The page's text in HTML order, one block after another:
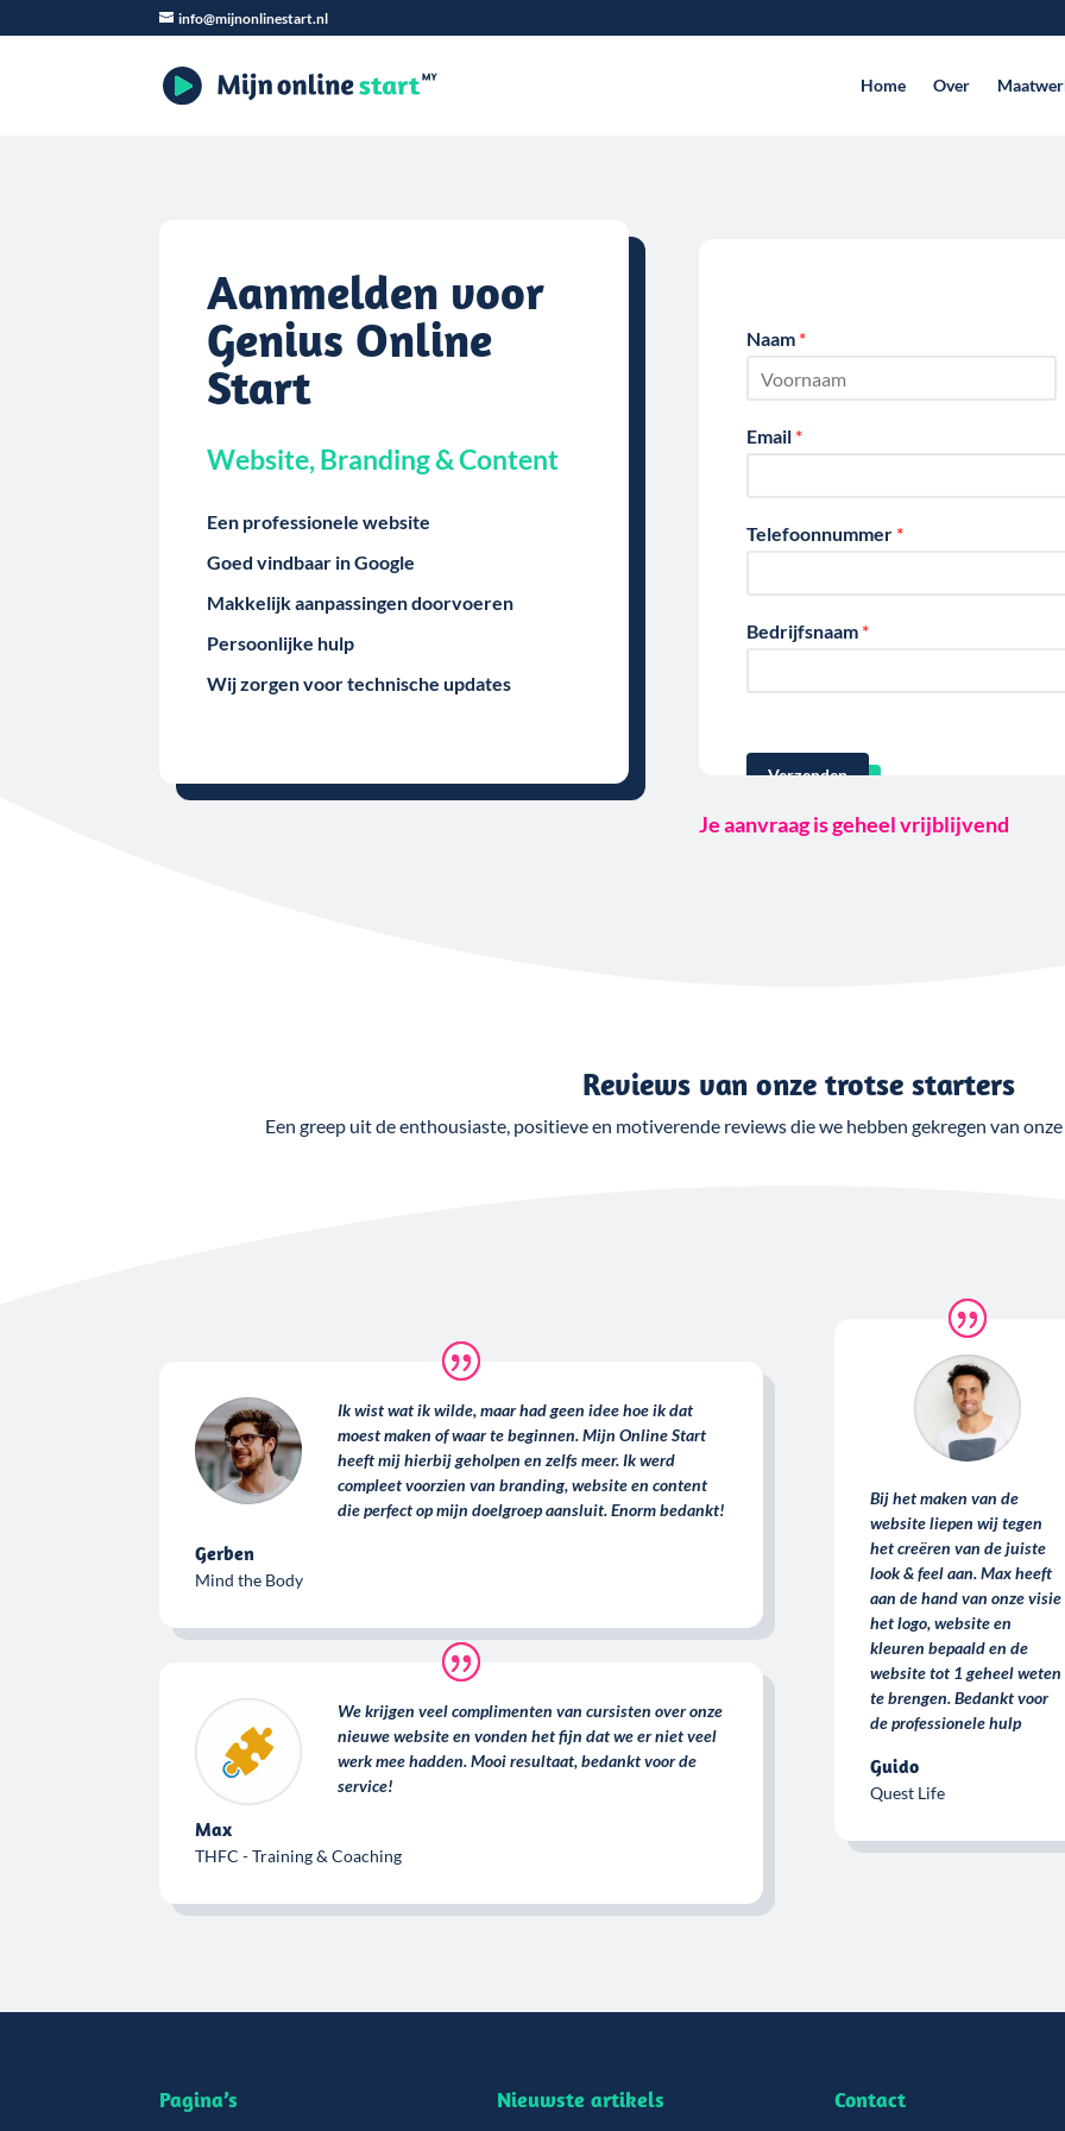
info@mijnonlinestart.nl
Home Over
Aanmelden voor
Genius Online
Start
Website, Branding & Content
Een professionele website
Goed vindbaar in Google
Makkelijk aanpassingen doorvoeren
Persoonlijke hulp
Wij zorgen voor technische updates
Naam *
o
o
a
m
Email *
Telefoonnummer *
Bedrijfsnaam *
Verzenden
Je aanvraag is geheel vrijblijvend
Reviews van onze trotse starters
Een greep uit de enthousiaste, positieve en motiverende reviews die we hebben gekregen van
Ik wist wat ik wilde, maar had geen idee hoe ik dat
moest maken of waar te beginnen. Mijn Online Start
heeft mij hierbij geholpen en zelfs meer. Ik werd
compleet voorzien van branding, website en content
die perfect op mijn doelgroep aansluit. Enorm bedankt!
Gerben
Mind the Body
We krijgen veel complimenten van cursisten over onze
nieuwe website en vonden het fijn dat we er niet veel
werk mee hadden. Mooi resultaat, bedankt voor de
service!
Max
THFC - Training & Coaching
Bij het maken van de
website liepen wij tegen
het creëren van de juiste
look & feel aan. Max heeft
aan de hand van onze visie
het logo, website en
kleuren bepaald en de
website tot 1 geheel weten
te brengen. Bedankt voor
de professionele hulp
Guido
Quest Life
Pagina’s Nieuwste artikels Contact